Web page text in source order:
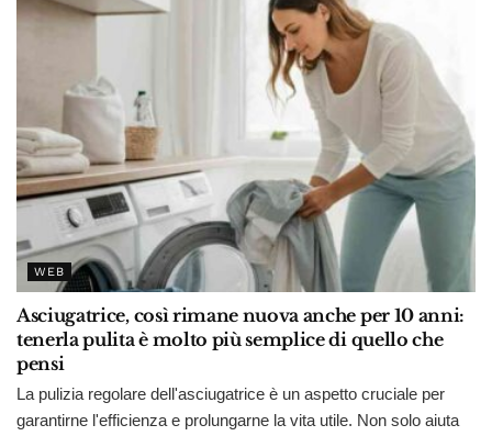
WEB
Asciugatrice, così rimane nuova anche per 10 anni:
tenerla pulita è molto più semplice di quello che
pensi
La pulizia regolare dell'asciugatrice è un aspetto cruciale per
garantirne l'efficienza e prolungarne la vita utile. Non solo aiuta